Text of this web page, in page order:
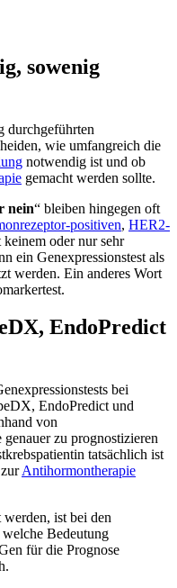
sowenig
durchgeführten
wie umfangreich die
notwendig ist und ob
gemacht werden sollte.
nein“ bleiben hingegen oft
positiven, HER2-
oder nur sehr
ein Genexpressionstest als
werden. Ein anderes Wort
EndoPredict
bei
EndoPredict und
von
zu prognostizieren
tatsächlich ist
Antihormontherapie
ist bei den
Bedeutung
für die Prognose